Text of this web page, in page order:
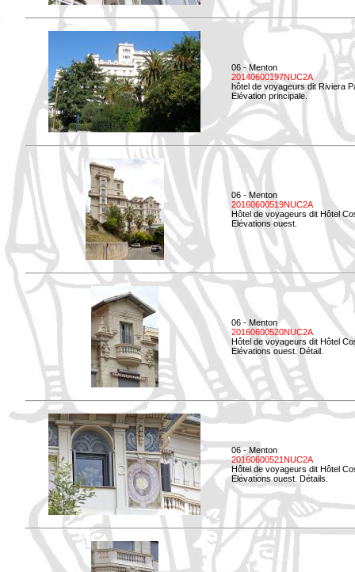
06 - Menton
20140600197NUC2A
hôtel de voyageurs dit Riviera
Elévation principale.
06 - Menton
20160600519NUC2A
Hôtel de voyageurs dit Hôtel
Elévations ouest.
06 - Menton
20160600520NUC2A
Hôtel de voyageurs dit Hôtel
Elévations ouest. Détail.
06 - Menton
20160600521NUC2A
Hôtel de voyageurs dit Hôtel
Elévations ouest. Détails.